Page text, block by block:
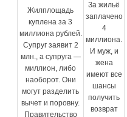
Жилплощадь
куплена за 3
миллиона рублей.
Супруг заявит 2
млн., а супруга —
миллион, либо
наоборот. Они
могут разделить
вычет и поровну.
Правительство
За жильё
заплачено
4
миллиона.
И муж, и
жена
имеют все
шансы
получить
возврат